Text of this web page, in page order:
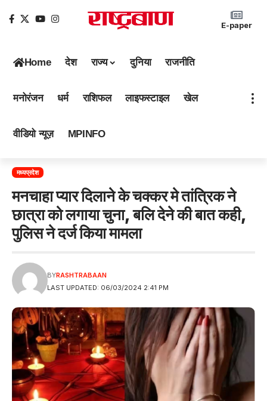
E-paper
Home देश राज्य दुनिया राजनीति
मनोरंजन धर्म राशिफल लाइफस्टाइल खेल
वीडियो न्यूज़ MPINFO
मध्यप्रदेश
मनचाहा प्यार दिलाने के चक्कर मे तांत्रिक ने
छात्रा को लगाया चुना, बलि देने की बात कही,
पुलिस ने दर्ज किया मामला
LAST UPDATED: 06/03/2024 2:41 PM
BYRASHTRABAAN